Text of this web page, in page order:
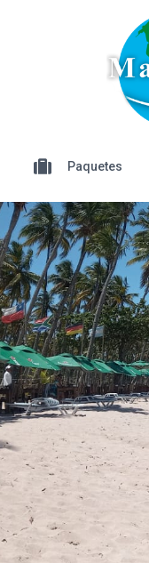
Paquetes